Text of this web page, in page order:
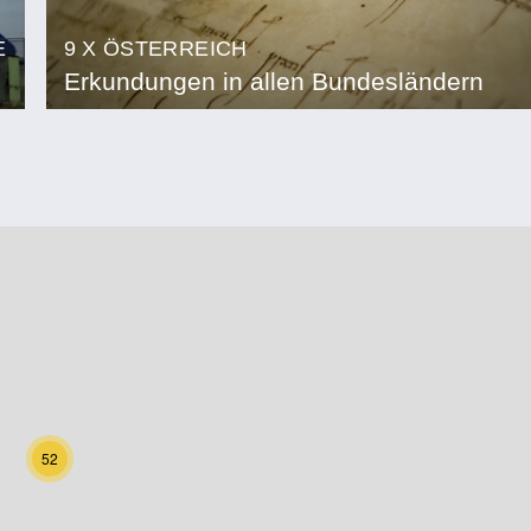
9 X ÖSTERREICH
Erkundungen in allen Bundesländern
52